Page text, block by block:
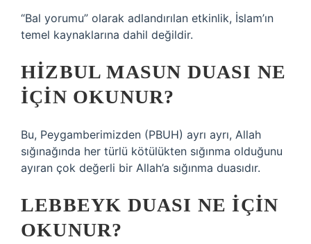
“Bal yorumu” olarak adlandırılan etkinlik, İslam’ın
temel kaynaklarına dahil değildir.
HIZBUL MASUN DUASI NE
IÇIN OKUNUR?
Bu, Peygamberimizden (PBUH) ayrı ayrı, Allah
sığınağında her türlü kötülükten sığınma olduğunu
ayıran çok değerli bir Allah’a sığınma duasıdır.
LEBBEYK DUASI NE IÇIN
OKUNUR?